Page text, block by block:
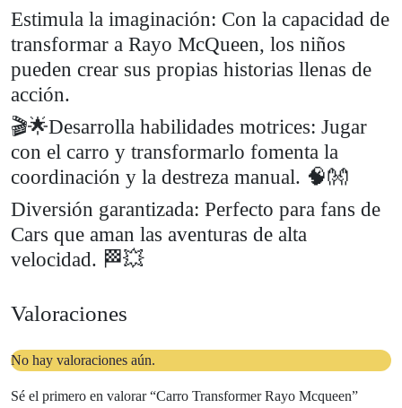
Estimula la imaginación: Con la capacidad de
transformar a Rayo McQueen, los niños
pueden crear sus propias historias llenas de
acción.
🎬🌟Desarrolla habilidades motrices: Jugar
con el carro y transformarlo fomenta la
coordinación y la destreza manual. 🧠👐
Diversión garantizada: Perfecto para fans de
Cars que aman las aventuras de alta
velocidad. 🏁💥
Valoraciones
No hay valoraciones aún.
Sé el primero en valorar “Carro Transformer Rayo Mcqueen”